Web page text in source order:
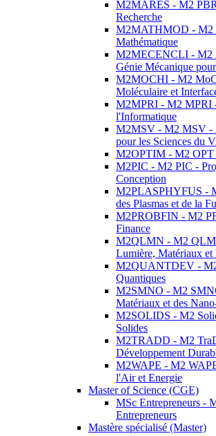
M2MARES - M2
Recherche
M2MATHMOD - M2
Mathématique
M2MECENCLI - M2
Génie Mécanique
M2MOCHI - M2
Moléculaire et
M2MPRI - M2 MPRI
l'Informatique
M2MSV - M2 MSV -
pour les Sciences du
M2OPTIM - M2 OPT
M2PIC - M2 PIC -
Conception
M2PLASPHYFUS -
des Plasmas et de la
M2PROBFIN - M2
Finance
M2QLMN - M2
Lumière, Matériaux et
M2QUANTDEV -
Quantiques
M2SMNO - M2
Matériaux et des
M2SOLIDS - M2
Solides
M2TRADD - M2
Développement
M2WAPE - M2
l'Air et Energie
Master of Science (CGE)
MSc Entrepreneurs -
Entrepreneurs
Mastère spécialisé (Master)